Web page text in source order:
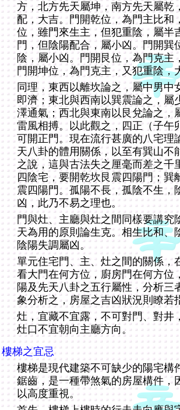
方，北方先天屬坤，南方先天屬乾
配，大吉。門開乾位，為門主比和
位，雖門來生主，但犯重陰，屬半
門，但陰陽配合，屬小凶。門開巽
陰，屬小凶。門開艮位，為門克主
門開坤位，為門克主，又犯重陰，
同理，東西以離坎論之，屬中男中
即濟；東北與西南以巽震論之，屬
澤通氣；西北與東南以艮兌論之，
雷風相搏。以此觀之，四正（子午
可開正門。現在流行甚廣的八宅理
天八卦的體用關係，以至有巽山不
之說，這與古法失之厘毫而差之千
四陰宅，要開乾坎艮震四陽門；巽
震四陽門。孤陽不長，孤陰不生，
凶，此乃不易之理也。
門與灶、主廳與灶之間同樣要講究
天為用的原則論生克。相生比和、
陰陽失調屬凶。
單元住宅門、主、灶之間的關係，
看大門在何方位，廚房門在何方位
陽及先天八卦之五行屬性，分析三
象分析之，房屋之吉凶狀況則瞭若
灶，宜藏不宜露，不可對門、對井
灶口不宜朝向主廳方向。
樓梯之宜忌
樓梯是現代建築不可缺少的陽宅構
鋸齒，是一種帶煞氣的房屋構件，
以高度重視。